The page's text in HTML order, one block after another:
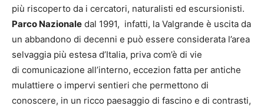
più riscoperto da i cercatori, naturalisti ed escursionisti.
Parco Nazionale dal 1991, infatti, la Valgrande è uscita da
un abbandono di decenni e può essere considerata l’area
selvaggia più estesa d’Italia, priva com’è di vie
di comunicazione all’interno, eccezion fatta per antiche
mulattiere o impervi sentieri che permettono di
conoscere, in un ricco paesaggio di fascino e di contrasti,